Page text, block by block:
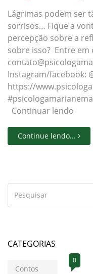
Lágrimas podem ser
sorrisos… Fique a
percepção sobre a
sobre isso? Entre em
Instagram/facebook:
https://
Continuar lendo
Continue lendo...
CATEGORIAS
Contos
0